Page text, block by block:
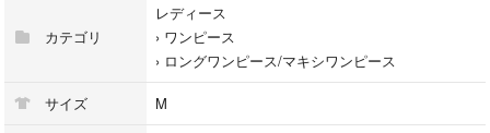
カテゴリ
レディース
› ワンピース
› ロングワンピース/マキシワンピース
サイズ M